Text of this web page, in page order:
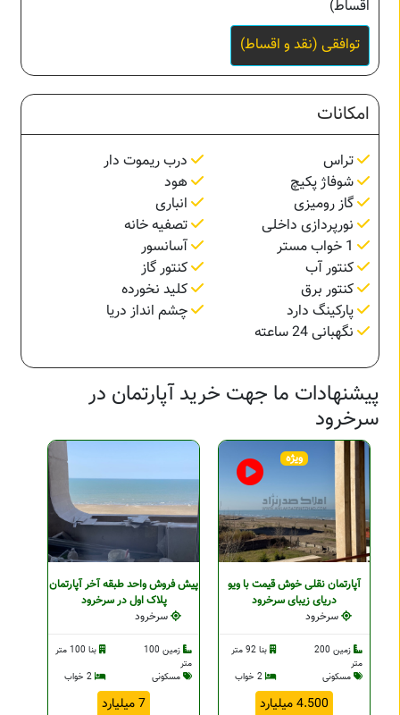
اقساط)
توافقی (نقد و اقساط)
امکانات
تراس
درب ریموت دار
شوفاژ پکیچ
هود
گاز رومیزی
انباری
نورپردازی داخلی
تصفیه خانه
آسانسور
کنتور آب
کنتور گاز
کنتور برق
کلید نخورده
پارکینگ دارد
چشم انداز دریا
نگهبانی 24 ساعته
پیشنهادات ما جهت خرید آپارتمان در
سرخرود
ویژه
آپارتمان نقلی خوش قیمت با ویو
دریای زیبای سرخرود
سرخرود
زمین 200
متر
بنا 92 متر
مسکونی
2 خواب
4.500 میلیارد
پیش فروش واحد طبقه آخر آپارتمان
پلاک اول در سرخرود
سرخرود
زمین 100
متر
بنا 100 متر
مسکونی
2 خواب
7 میلیارد